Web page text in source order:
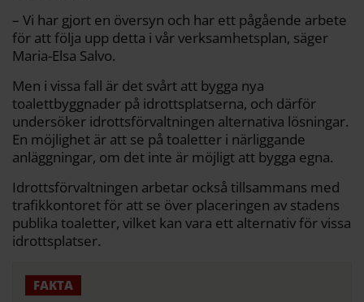
– Vi har gjort en översyn och har ett pågående arbete
för att följa upp detta i vår verksamhetsplan, säger
Maria-Elsa Salvo.
Men i vissa fall är det svårt att bygga nya
toalettbyggnader på idrottsplatserna, och därför
undersöker idrottsförvaltningen alternativa lösningar.
En möjlighet är att se på toaletter i närliggande
anläggningar, om det inte är möjligt att bygga egna.
Idrottsförvaltningen arbetar också tillsammans med
trafikkontoret för att se över placeringen av stadens
publika toaletter, vilket kan vara ett alternativ för vissa
idrottsplatser.